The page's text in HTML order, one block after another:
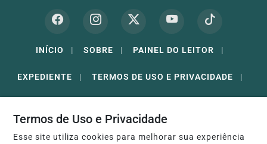
INÍCIO | SOBRE | PAINEL DO LEITOR |
EXPEDIENTE | TERMOS DE USO E PRIVACIDADE |
Termos de Uso e Privacidade
Esse site utiliza cookies para melhorar sua experiência